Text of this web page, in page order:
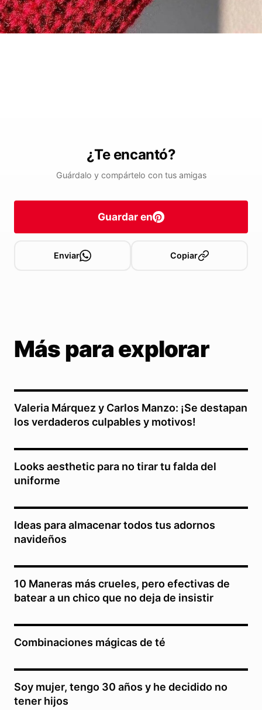
¿Te encantó?
Guárdalo y compártelo con tus amigas
Guardar en
Enviar Copiar
Más para explorar
Valeria Márquez y Carlos Manzo: ¡Se destapan
los verdaderos culpables y motivos!
Looks aesthetic para no tirar tu falda del
uniforme
Ideas para almacenar todos tus adornos
navideños
10 Maneras más crueles, pero efectivas de
batear a un chico que no deja de insistir
Combinaciones mágicas de té
Soy mujer, tengo 30 años y he decidido no
tener hijos